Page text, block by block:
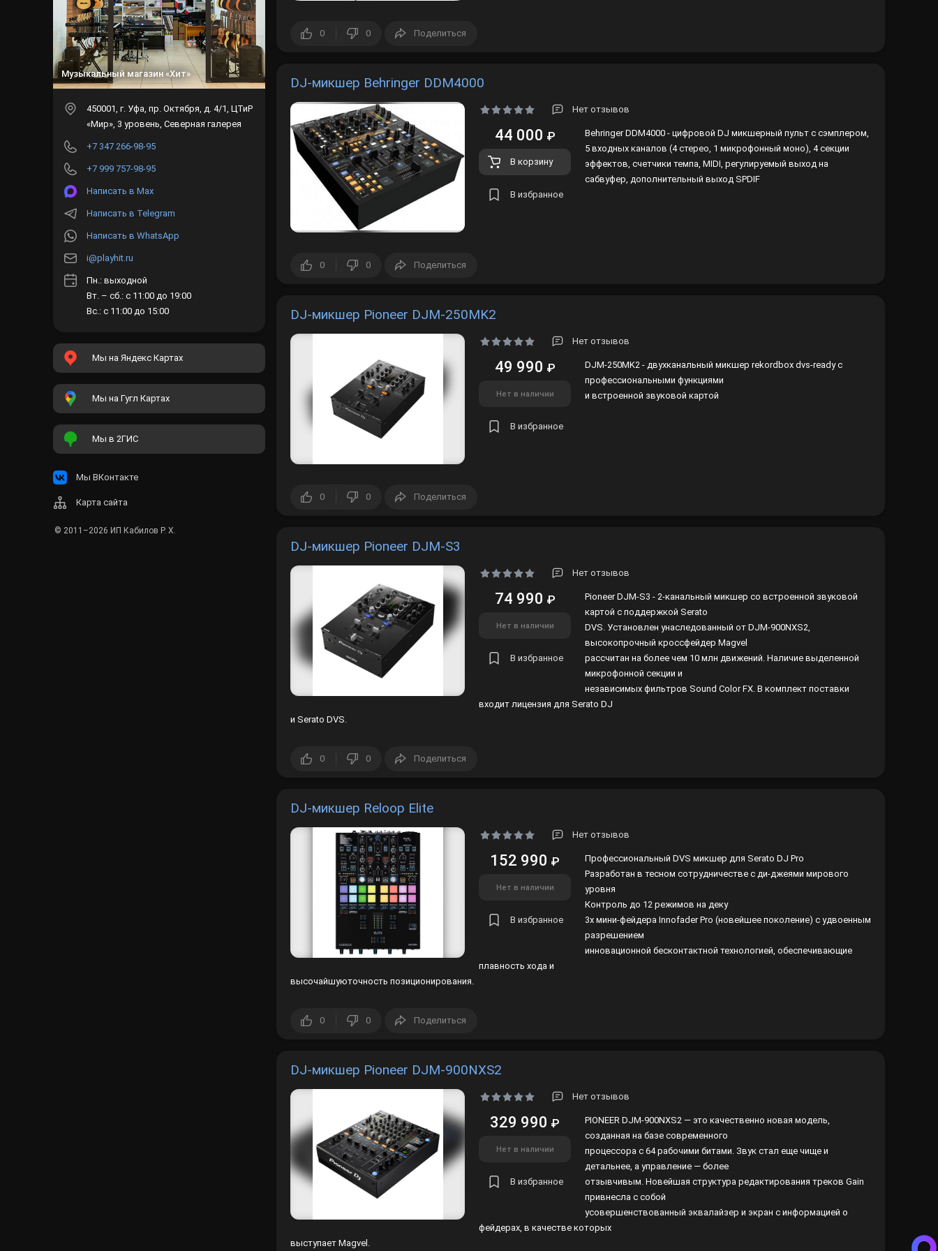
0 0 Поделиться
DJ-микшер Behringer DDM4000
Нет отзывов
44 000 ₽
В корзину
В избранное
Behringer DDM4000 - цифровой DJ микшерный пульт с сэмплером,
5 входных каналов (4 стерео, 1 микрофонный моно), 4 секции
эффектов, счетчики темпа, MIDI, регулируемый выход на
сабвуфер, дополнительный выход SPDIF
0 0 Поделиться
DJ-микшер Pioneer DJM-250MK2
Нет отзывов
49 990 ₽
Нет в наличии
В избранное
DJM-250MK2 - двухканальный микшер rekordbox dvs-ready с
профессиональными функциями
и встроенной звуковой картой
0 0 Поделиться
DJ-микшер Pioneer DJM-S3
Нет отзывов
74 990 ₽
Нет в наличии
В избранное
Pioneer DJM-S3 - 2-канальный микшер со встроенной звуковой
картой с поддержкой Serato
DVS. Установлен унаследованный от DJM-900NXS2,
высокопрочный кроссфейдер Magvel
рассчитан на более чем 10 млн движений. Наличие выделенной
микрофонной секции и
независимых фильтров Sound Color FX. В комплект поставки
входит лицензия для Serato DJ
и Serato DVS.
0 0 Поделиться
DJ-микшер Reloop Elite
Нет отзывов
152 990 ₽
Нет в наличии
В избранное
Профессиональный DVS микшер для Serato DJ Pro
Разработан в тесном сотрудничестве с ди-джеями мирового
уровня
Контроль до 12 режимов на деку
3x мини-фейдера Innofader Pro (новейшее поколение) с удвоенным
разрешением
инновационной бесконтактной технологией, обеспечивающие
плавность хода и
высочайшуюточность позиционирования.
0 0 Поделиться
DJ-микшер Pioneer DJM-900NXS2
Нет отзывов
329 990 ₽
Нет в наличии
В избранное
PIONEER DJM-900NXS2 — это качественно новая модель,
созданная на базе современного
процессора с 64 рабочими битами. Звук стал еще чище и
детальнее, а управление — более
отзывчивым. Новейшая структура редактирования треков Gain
привнесла с собой
усовершенствованный эквалайзер и экран с информацией о
фейдерах, в качестве которых
выступает Magvel.
Зенитные прожекторы
Музыкальный магазин «Хит»
450001 , г. Уфа пр. Октября, д. 4/1, ЦТиР
«Мир», 3 уровень, Северная галерея
+7 347 266-98-95
+7 999 757-98-95
Написать в Max
Написать в Telegram
Написать в WhatsApp
i@playhit.ru
Пн.: выходной
Вт. – сб.: с 11:00 до 19:00
Вс.: с 11:00 до 15:00
Мы на Яндекс Картах
Мы на Гугл Картах
Мы в 2ГИС
Мы ВКонтакте
Карта сайта
© 2011–2026 ИП Кабилов Р. Х.